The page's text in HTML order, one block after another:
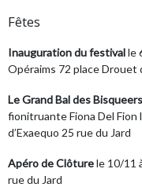
Fêtes
Inauguration du festivalle
Opéraims 72 place Drouet
Le Grand Bal des Bisqueers
fionitruante Fiona Del Fion
d’Exaequo 25 rue du Jard
Apéro de Clôturele 10/11
rue du Jard